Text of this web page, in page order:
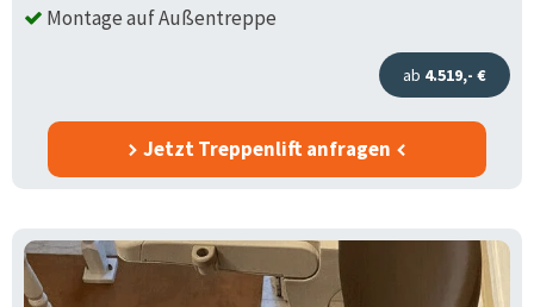
Montage auf Außentreppe
ab 4.519,- €
Jetzt Treppenlift anfragen